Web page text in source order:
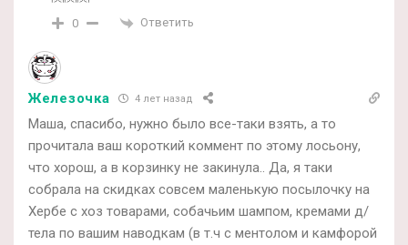
0 Ответить
Железочка 4 лет назад
Маша, спасибо, нужно было все-таки взять, а то
прочитала ваш короткий коммент по этому лосьону,
что хорош, а в корзинку не закинула.. Да, я таки
собрала на скидках совсем маленькую посылочку на
Хербе с хоз товарами, собачьим шампом, кремами д/
тела по вашим наводкам (в т.ч с ментолом и камфорой